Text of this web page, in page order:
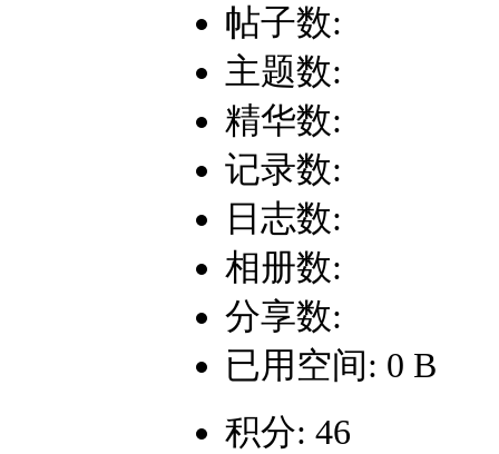
帖子数:
主题数:
精华数:
记录数:
日志数:
相册数:
分享数:
已用空间: 0 B
积分: 46